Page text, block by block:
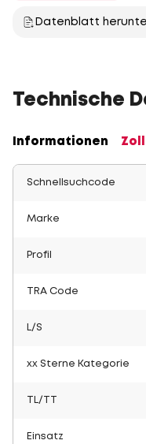
Datenblatt
Technische
Informationen
Schnellsuchcode
Marke
Profil
TRA Code
L/S
xx Sterne Kategorie
TL/TT
Einsatz